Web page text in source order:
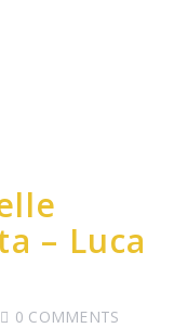
– Luca
0 COMMENTS